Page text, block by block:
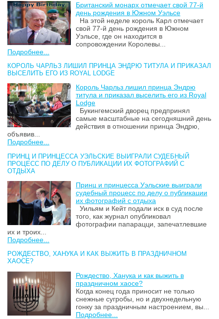
Британский монарх отмечает свой 77-й
день рождения в Южном Уэльсе
На этой неделе король Карл отмечает
свой 77-й день рождения в Южном
Уэльсе, где он находится в
сопровождении Королевы...
Подробнее...
КОРОЛЬ ЧАРЛЬЗ ЛИШИЛ ПРИНЦА ЭНДРЮ ТИТУЛА И ПРИКАЗАЛ
ВЫСЕЛИТЬ ЕГО ИЗ ROYAL LODGE
Король Чарльз лишил принца Эндрю
титула и приказал выселить его из Royal
Lodge
Букингемский дворец предпринял
самые масштабные на сегодняшний день
действия в отношении принца Эндрю,
объявив...
Подробнее...
ПРИНЦ И ПРИНЦЕССА УЭЛЬСКИЕ ВЫИГРАЛИ СУДЕБНЫЙ
ПРОЦЕСС ПО ДЕЛУ О ПУБЛИКАЦИИ ИХ ФОТОГРАФИЙ С
ОТДЫХА
Принц и принцесса Уэльские выиграли
судебный процесс по делу о публикации
их фотографий с отдыха
Уильям и Кейт подали иск в суд после
того, как журнал опубликовал
фотографии папарацци, запечатлевшие
их и троих...
Подробнее...
РОЖДЕСТВО, ХАНУКА И КАК ВЫЖИТЬ В ПРАЗДНИЧНОМ
ХАОСЕ?
Рождество, Ханука и как выжить в
праздничном хаосе?
Когда конец года приносит не только
снежные сугробы, но и двухнедельную
гонку за праздничным настроением, вы...
Подробнее...